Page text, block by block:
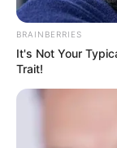
BRAINBERRIES
It's Not Your
Trait!